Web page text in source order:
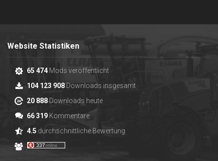
Website Statistiken
65 474 Mods veröffentlicht
104 123 908 Downloads insgesamt
20 888Downloads heute
66 319 Kommentare
4.5 durchschnittliche Bewertung